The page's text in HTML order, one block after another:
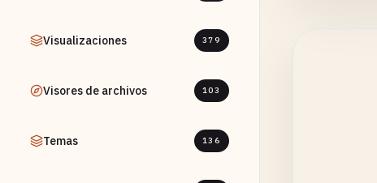
Visualizaciones 379
Visores de archivos 103
Temas 136